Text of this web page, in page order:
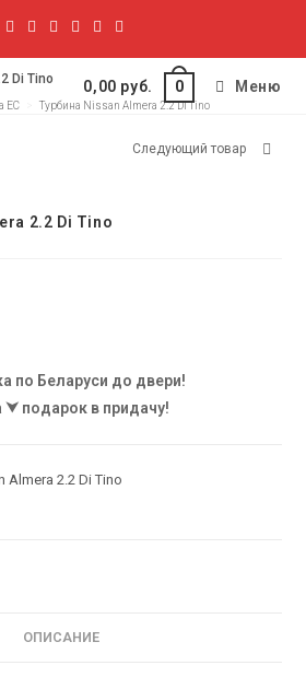
0,00 руб. 0 Меню
Di Tino
EC Турбина Nissan Almera 2.2 Di Tino
Следующий товар
2.2 Di Tino
по Беларуси до двери!
⮟ подарок в придачу!
Almera 2.2 Di Tino
ОПИСАНИЕ